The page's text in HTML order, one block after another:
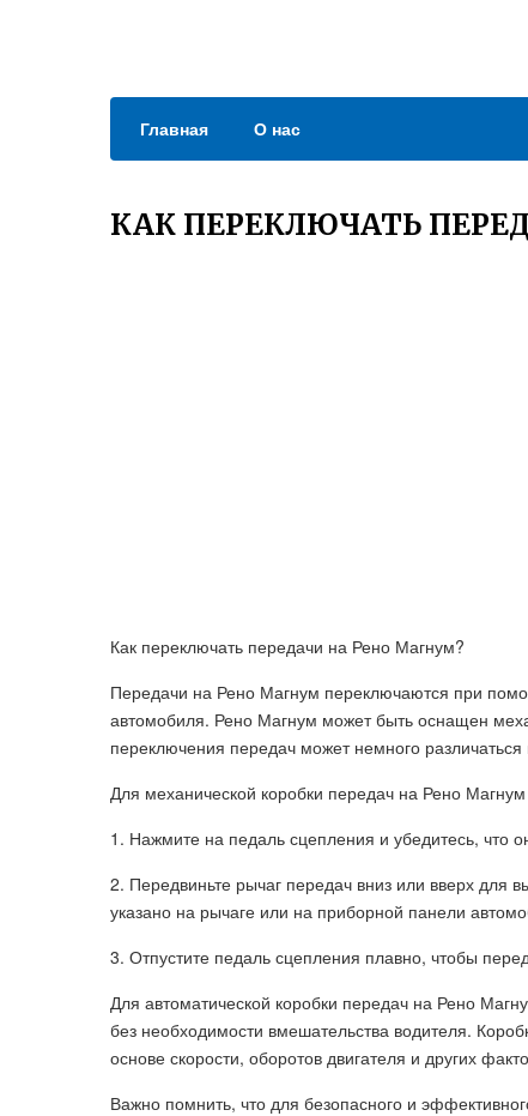
Главная О нас
КАК ПЕРЕКЛЮЧАТЬ
Как переключать передачи на Рено Магнум?
Передачи на Рено Магнум переключаются при
автомобиля. Рено Магнум может быть оснащен
переключения передач может немного различаться
Для механической коробки передач на Рено
1. Нажмите на педаль сцепления и убедитесь, что
2. Передвиньте рычаг передач вниз или вверх
указано на рычаге или на приборной панели
3. Отпустите педаль сцепления плавно, чтобы
Для автоматической коробки передач на Рено
без необходимости вмешательства водителя.
основе скорости, оборотов двигателя и других
Важно помнить, что для безопасного и